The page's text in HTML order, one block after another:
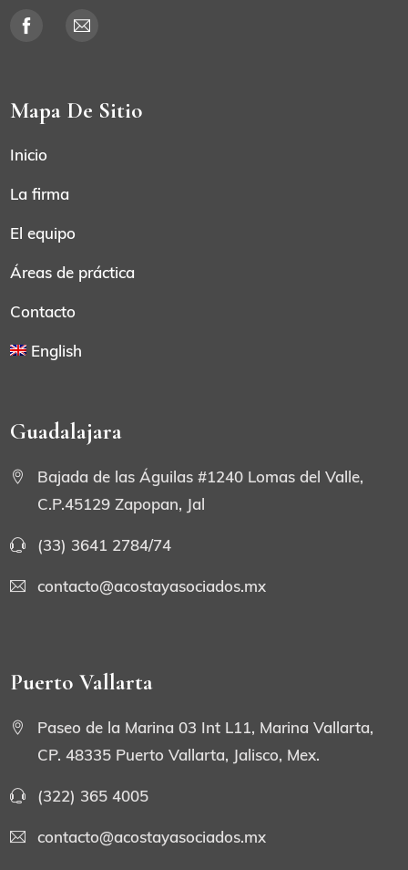
Mapa De Sitio
Inicio
La firma
El equipo
Áreas de práctica
Contacto
English
Guadalajara
Bajada de las Águilas #1240 Lomas del Valle,
C.P.45129 Zapopan, Jal
(33) 3641 2784/74
contacto@acostayasociados.mx
Puerto Vallarta
Paseo de la Marina 03 Int L11, Marina Vallarta,
CP. 48335 Puerto Vallarta, Jalisco, Mex.
(322) 365 4005
contacto@acostayasociados.mx